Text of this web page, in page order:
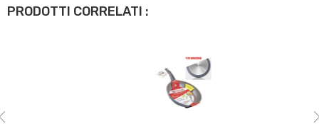
PRODOTTI CORRELATI :